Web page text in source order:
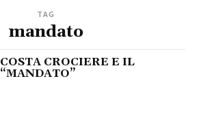
TAG
mandato
COSTA CROCIERE E IL
“MANDATO”